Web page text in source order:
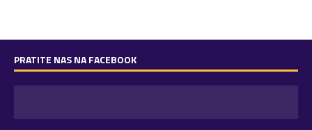
PRATITE NAS NA FACEBOOK